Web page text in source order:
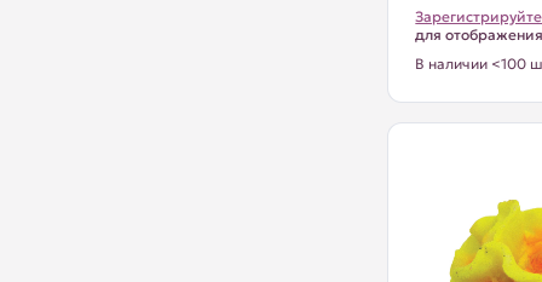
для
В наличии <100